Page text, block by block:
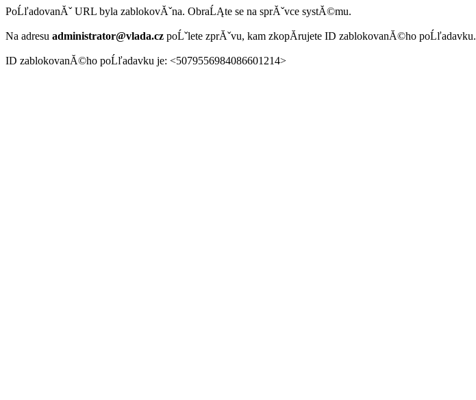
PoĹľadovanĂˇ URL byla zablokovĂˇna. ObraĹĄte se na sprĂˇvce systĂ©mu.
Na adresu administrator@vlada.cz poĹˇlete zprĂˇvu, kam zkopĂ­rujete ID zablokovanĂ©ho poĹľadavku.
ID zablokovanĂ©ho poĹľadavku je: <5079556984086601214>